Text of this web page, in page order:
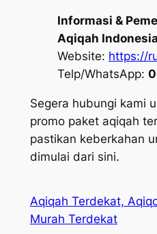
Informasi &
Aqiqah Indonesia
Website: https://
Telp/WhatsApp:
Segera hubungi kami
promo paket aqiqah
pastikan keberkahan
dimulai dari sini.
Aqiqah Terdekat,
Murah Terdekat